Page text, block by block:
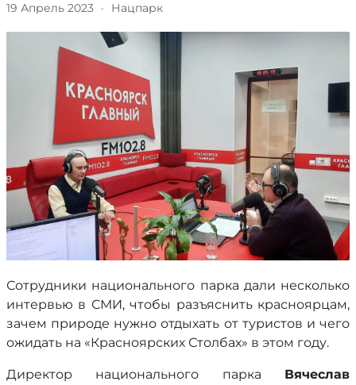
19 Апрель 2023 · Нацпарк
Сотрудники национального парка дали несколько
интервью в СМИ, чтобы разъяснить красноярцам,
зачем природе нужно отдыхать от туристов и чего
ожидать на «Красноярских Столбах» в этом году.
Директор национального парка Вячеслав